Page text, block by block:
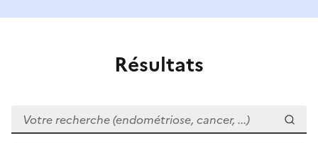
Résultats
Votre recherche (endométriose, cancer, ...)